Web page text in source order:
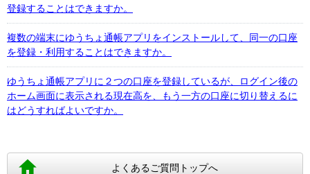
登録することはできますか。
複数の端末にゆうちょ通帳アプリをインストールして、同一の口座
を登録・利用することはできますか。
ゆうちょ通帳アプリに２つの口座を登録しているが、ログイン後の
ホーム画面に表示される現在高を、もう一方の口座に切り替えるに
はどうすればよいですか。
よくあるご質問トップへ